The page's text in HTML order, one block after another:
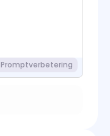
Promptverbetering